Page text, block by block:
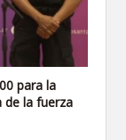
para la
de la fuerza